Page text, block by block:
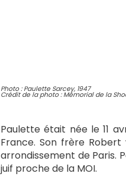
Photo : Paulette Sarcey, 1947
Crédit de la photo : Mémorial de la
Paulette était née le 11
France. Son frère
arrondissement de Paris.
juif proche de la MOI.